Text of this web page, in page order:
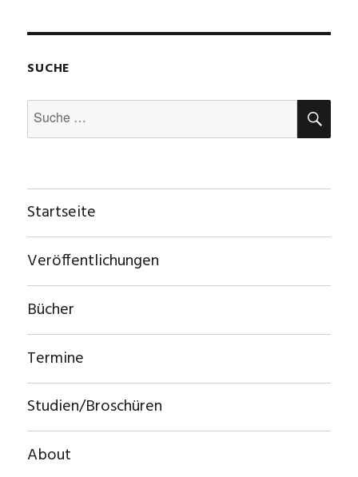
SUCHE
Suche
nach:
Startseite
Veröffentlichungen
Bücher
Termine
Studien/Broschüren
About